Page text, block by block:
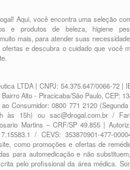
Aqui, você encontra uma seleção
e produtos de beleza,higiene
mais, para atender suas
ofertas e descubra o cuidado que você
LTDA | CNPJ: 54.375.647/0066-72 |
Alto - Piracicaba/São Paulo, CEP:
ao Consumidor: 0800 771 2120
às 15h) ou sac@drogal.com.br/
Martins – CRF/SP 49.855 |
/ CEVS: 353870901-477-
como promoções e ofertas de
para automedicação e não
pelo profissional da área médica.